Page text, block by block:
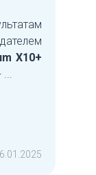
X10+
...